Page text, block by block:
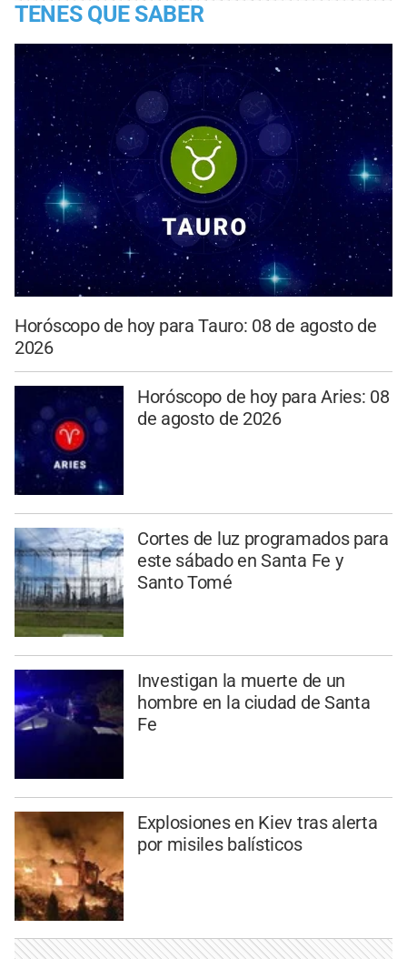
TENES QUE SABER
Horóscopo de hoy para Tauro: 08 de agosto de
2026
Horóscopo de hoy para Aries: 08
de agosto de 2026
Cortes de luz programados para
este sábado en Santa Fe y
Santo Tomé
Investigan la muerte de un
hombre en la ciudad de Santa
Fe
Explosiones en Kiev tras alerta
por misiles balísticos